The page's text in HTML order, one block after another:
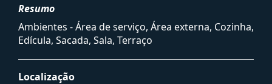
Resumo
Ambientes - Área de serviço, Área externa, Cozinha,
Edícula, Sacada, Sala, Terraço
Localização